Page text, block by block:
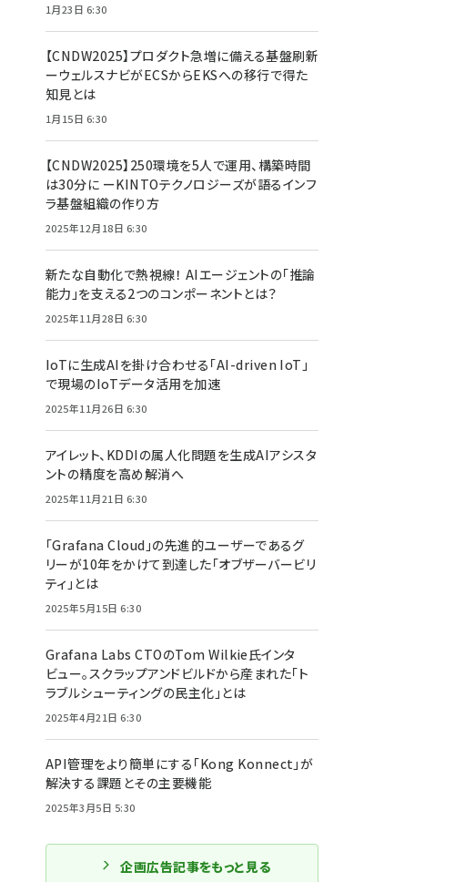
1月23日 6:30
【CNDW2025】プロダクト急増に備える基盤刷新
ーウェルスナビがECSからEKSへの移行で得た
知見とは
1月15日 6:30
【CNDW2025】250環境を5人で運用、構築時間
は30分に ーKINTOテクノロジーズが語るインフ
ラ基盤組織の作り方
2025年12月18日 6:30
新たな自動化で熱視線！ AIエージェントの「推論
能力」を支える2つのコンポーネントとは？
2025年11月28日 6:30
IoTに生成AIを掛け合わせる「AI-driven IoT」
で現場のIoTデータ活用を加速
2025年11月26日 6:30
アイレット、KDDIの属人化問題を生成AIアシスタ
ントの精度を高め解消へ
2025年11月21日 6:30
「Grafana Cloud」の先進的ユーザーであるグ
リーが10年をかけて到達した「オブザーバービリ
ティ」とは
2025年5月15日 6:30
Grafana Labs CTOのTom Wilkie氏インタ
ビュー。スクラップアンドビルドから産まれた「ト
ラブルシューティングの民主化」とは
2025年4月21日 6:30
API管理をより簡単にする「Kong Konnect」が
解決する課題とその主要機能
2025年3月5日 5:30
企画広告記事をもっと見る